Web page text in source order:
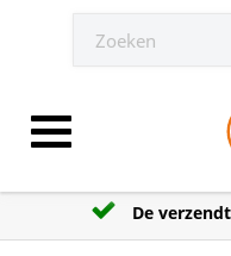
Toggle navigation
De